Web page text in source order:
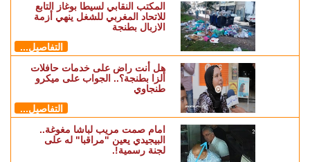
المكتب النقابي لسيطا بوغاز التابع
للاتحاد المغربي للشغل ينهي أزمة
الازبال بطنجة
التفاصيل...
هل أنت راض على خدمات حافلات
ألزا بطنجة؟.. الجواب على ميكرو
طنجاوي
التفاصيل...
امام صمت مريب لباشا مغوغة..
البيجيدي يعين "مراقبا" له على
لجنة رسمية!.